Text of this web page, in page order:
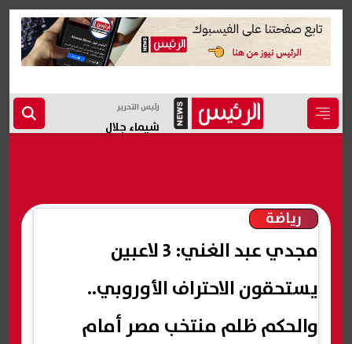
رئيس التحرير
شيماء جلال
رياضة
مجدي عبد الغني: 3 لاعبين
يستحقون الاحتراف الأوروبي..
والحكم ظلم منتخب مصر أمام